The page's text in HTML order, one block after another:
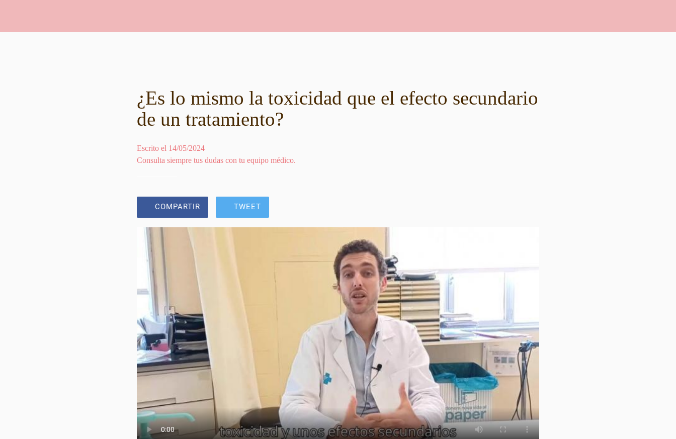
¿Es lo mismo la toxicidad que el efecto secundario
de un tratamiento?
Escrito el 14/05/2024
Consulta siempre tus dudas con tu equipo médico.
COMPARTIR TWEET